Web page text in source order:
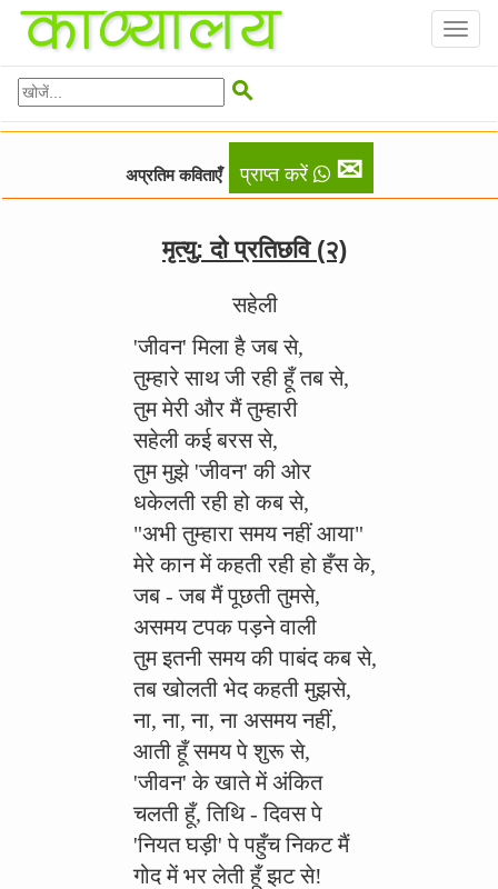

अप्रतिम कविताएँ प्राप्त करें ✉
मृत्यु: दो प्रतिछवि (२)
सहेली
'जीवन' मिला है जब से,
तुम्हारे साथ जी रही हूँ तब से,
तुम मेरी और मैं तुम्हारी
सहेली कई बरस से,
तुम मुझे 'जीवन' की ओर
धकेलती रही हो कब से,
"अभी तुम्हारा समय नहीं आया"
मेरे कान में कहती रही हो हँस के,
जब - जब मैं पूछती तुमसे,
असमय टपक पड़ने वाली
तुम इतनी समय की पाबंद कब से,
तब खोलती भेद कहती मुझसे,
ना, ना, ना, ना असमय नहीं,
आती हूँ समय पे शुरू से,
'जीवन' के खाते में अंकित
चलती हूँ, तिथि - दिवस पे
'नियत घड़ी' पे पहुँच निकट मैं
गोद में भर लेती हूँ झट से!